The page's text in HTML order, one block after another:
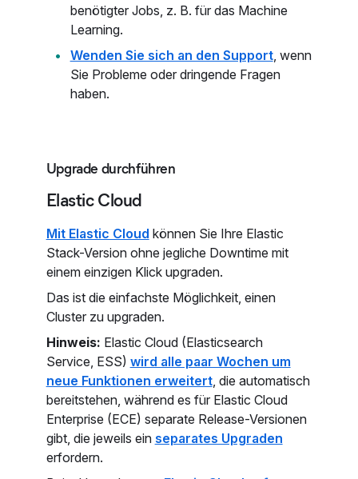
benötigter Jobs, z. B. für das Machine
Learning.
Wenden Sie sich an den Support, wenn
Sie Probleme oder dringende Fragen
haben.
Upgrade durchführen
Elastic Cloud
Mit Elastic Cloud können Sie Ihre Elastic
Stack-Version ohne jegliche Downtime mit
einem einzigen Klick upgraden.
Das ist die einfachste Möglichkeit, einen
Cluster zu upgraden.
Hinweis: Elastic Cloud (Elasticsearch
Service, ESS) wird alle paar Wochen um
neue Funktionen erweitert, die automatisch
bereitstehen, während es für Elastic Cloud
Enterprise (ECE) separate Release-Versionen
gibt, die jeweils ein separates Upgraden
erfordern.